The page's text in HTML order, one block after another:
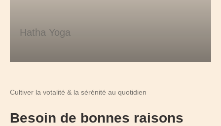
Hatha Yoga
Cultiver la votalité & la sérénité au quotidien
Besoin de bonnes raisons